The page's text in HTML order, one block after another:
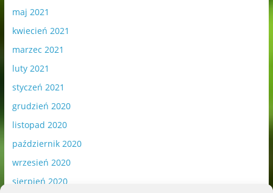
maj 2021
kwiecień 2021
marzec 2021
luty 2021
styczeń 2021
grudzień 2020
listopad 2020
październik 2020
wrzesień 2020
sierpień 2020